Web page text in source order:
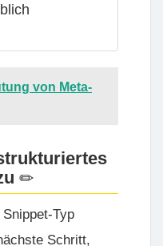
von Meta-
Typ
Schritt,